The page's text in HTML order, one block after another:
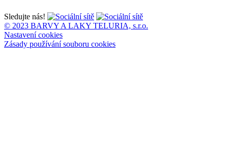
Sledujte nás!
© 2023 BARVY A LAKY TELURIA, s.r.o.
Nastavení cookies
Zásady používání souboru cookies